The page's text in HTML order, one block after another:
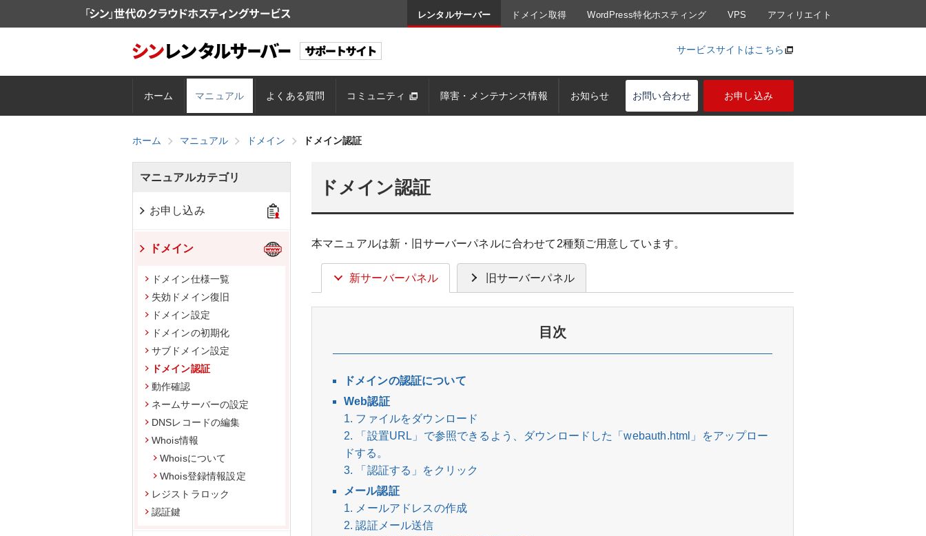
レンタルサーバー ドメイン取得 WordPress特化ホスティング VPS アフィリエイト
サービスサイトはこちら
ホーム マニュアル よくある質問 コミュニティ 障害・メンテナンス情報 お知らせ お問い合わせ お申し込み
ホーム マニュアル ドメイン ドメイン認証
ドメイン認証
本マニュアルは新・旧サーバーパネルに合わせて2種類ご用意しています。
新サーバーパネル
目次
ドメインの認証について
Web認証
1. ファイルをダウンロード
2. 「設置URL」で参照できるよう、ダウンロードした「webauth.html」をアップロー
ドする。
3. 「認証する」をクリック
メール認証
1. メールアドレスの作成
2. 認証メール送信
旧サーバーパネル
マニュアルカテゴリ
お申し込み
ドメイン
ドメイン仕様一覧
失効ドメイン復旧
ドメイン設定
ドメインの初期化
サブドメイン設定
ドメイン認証
動作確認
ネームサーバーの設定
DNSレコードの編集
Whois情報
Whoisについて
Whois登録情報設定
レジストラロック
認証鍵